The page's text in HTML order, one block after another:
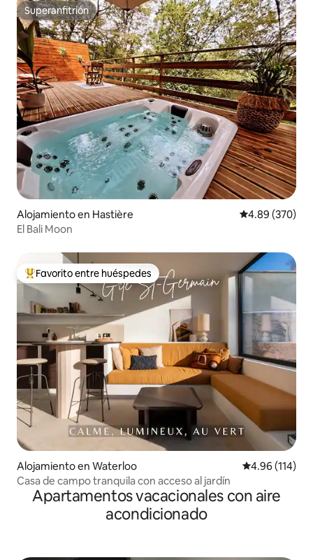
Superanfitrión
Superanfitrión
Alojamiento en Hastière Calificación
4.89 (370)
El Bali Moon
Favorito entre huéspedes preferido
Favorito entre huéspedes
Alojamiento en Waterloo Calificación
4.96 (114)
Casa de campo tranquila con acceso al jardín
Apartamentos vacacionales con aire
acondicionado